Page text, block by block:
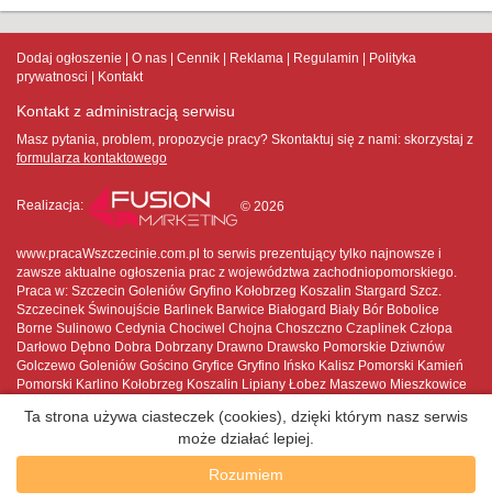
Dodaj ogłoszenie O nas Cennik Reklama Regulamin
Polityka
prywatnosci
Kontakt
Kontakt z administracją serwisu
Masz pytania, problem, propozycje pracy? Skontaktuj się z nami: skorzystaj z
formularza kontaktowego
Realizacja: © 2026
www.pracaWszczecinie.com.pl to serwis prezentujący tylko najnowsze i
zawsze aktualne ogłoszenia prac z województwa zachodniopomorskiego.
Praca w: Szczecin Goleniów Gryfino Kołobrzeg Koszalin Stargard Szcz.
Szczecinek Świnoujście Barlinek Barwice Białogard Biały Bór Bobolice
Borne Sulinowo Cedynia Chociwel Chojna Choszczno Czaplinek Człopa
Darłowo Dębno Dobra Dobrzany Drawno Drawsko Pomorskie Dziwnów
Golczewo Goleniów Gościno Gryfice Gryfino Ińsko Kalisz Pomorski Kamień
Pomorski Karlino Kołobrzeg Koszalin Lipiany Łobez Maszewo Mieszkowice
Pełczyce Płoty Polanów Police Połczyn-Zdrój Pyrzyce Recz Resko Sianów
Sławno Stargard Szczeciński Stepnica Suchań Szczecin Szczecinek
Świdwin Świnoujście Trzcińsko-Zdrój Trzebiatów Tuczno Tychowo Wałcz
Ta strona używa ciasteczek (cookies), dzięki którym nasz serwis
może działać lepiej.
Rozumiem